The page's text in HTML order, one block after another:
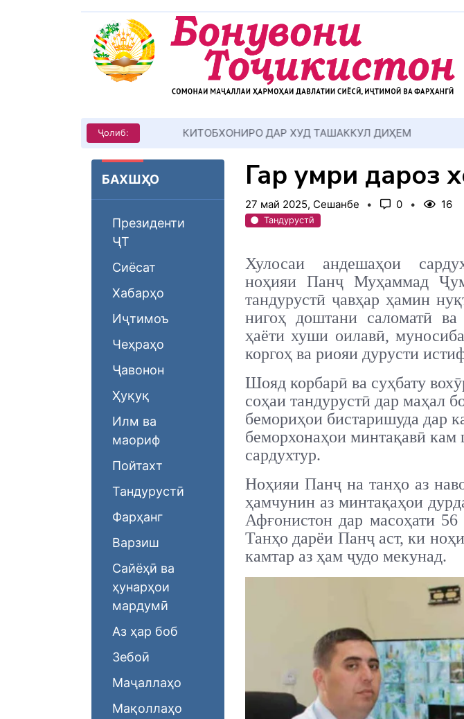
Ҷолиб: КИТОБХОНИРО ДАР ХУД ТАШАККУЛ ДИҲЕМ
БАХШҲО
Президенти
ҶТ
Сиёсат
Хабарҳо
Иҷтимоъ
Чеҳраҳо
Ҷавонон
Ҳуқуқ
Илм ва
маориф
Пойтахт
Тандурустӣ
Фарҳанг
Варзиш
Сайёҳӣ ва
ҳунарҳои
мардумӣ
Аз ҳар боб
Зебоӣ
Маҷаллаҳо
Мақоллаҳо
Гар умри дароз
27 май 2025, Сешанбе 0 16
Тандурустӣ
Хулосаи андешаҳои
ноҳияи Панҷ Муҳаммад
тандурустӣ ҷавҳар ҳамин
нигоҳ доштани саломатӣ
ҳаёти хуши оилавӣ,
коргоҳ ва риояи дурусти
Шояд корбарӣ ва суҳбату
соҳаи тандурустӣ дар маҳал
бемориҳои бистаришуда дар
беморхонаҳои минтақавӣ
сардухтур.
Ноҳияи Панҷ на танҳо аз
ҳамчунин аз минтақаҳои
Афғонистон дар масоҳати
Танҳо дарёи Панҷ аст, ки
камтар аз ҳам ҷудо мекунад.